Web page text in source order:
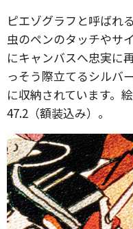
ピエゾグラフと呼ばれ
虫のペンのタッチやサ
にキャンバスへ忠実に
っそう際立てるシルバ
に収納されています。
47.2（額装込み）。